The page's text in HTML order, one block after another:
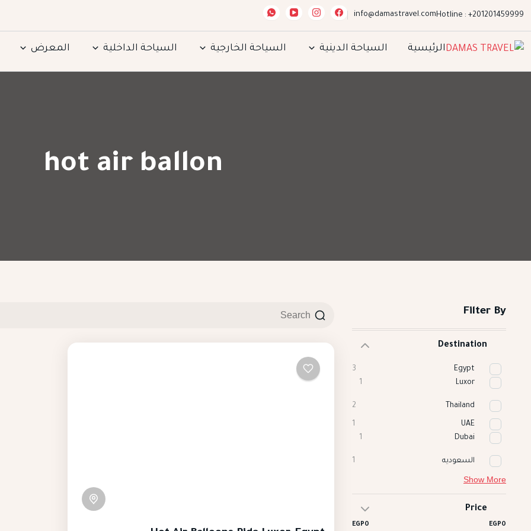
Hotline : +201201459999
info@damastravel.com
DAMAS TRAVEL
الرئيسية السياحة الدينية السياحة الخارجية السياحة الداخلية المعرض
hot air ballon
Filter By
Destination
Egypt
3
Luxor
1
Thailand
2
UAE
1
Dubai
1
السعوديه 1
Show More
Price
EGP0 EGP0